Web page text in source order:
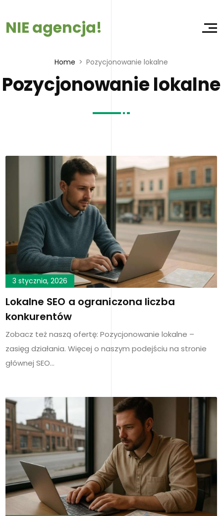
NIE agencja!
Home Pozycjonowanie lokalne
Pozycjonowanie lokalne
3 stycznia, 2026
Lokalne SEO a ograniczona liczba
konkurentów
Zobacz też naszą ofertę: Pozycjonowanie lokalne –
zasięg działania. Więcej o naszym podejściu na stronie
głównej SEO…